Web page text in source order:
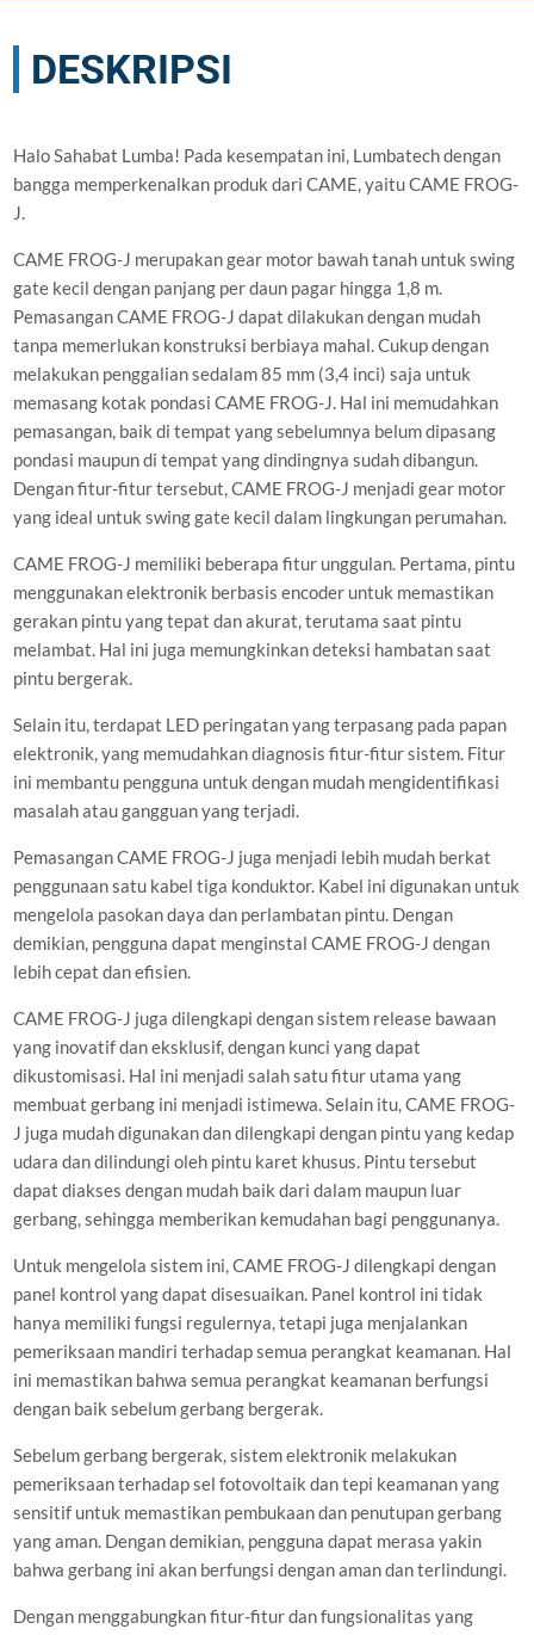
DESKRIPSI
Halo Sahabat Lumba! Pada kesempatan ini, Lumbatech dengan
bangga memperkenalkan produk dari CAME, yaitu CAME FROG-
J.
CAME FROG-J merupakan gear motor bawah tanah untuk swing
gate kecil dengan panjang per daun pagar hingga 1,8 m.
Pemasangan CAME FROG-J dapat dilakukan dengan mudah
tanpa memerlukan konstruksi berbiaya mahal. Cukup dengan
melakukan penggalian sedalam 85 mm (3,4 inci) saja untuk
memasang kotak pondasi CAME FROG-J. Hal ini memudahkan
pemasangan, baik di tempat yang sebelumnya belum dipasang
pondasi maupun di tempat yang dindingnya sudah dibangun.
Dengan fitur-fitur tersebut, CAME FROG-J menjadi gear motor
yang ideal untuk swing gate kecil dalam lingkungan perumahan.
CAME FROG-J memiliki beberapa fitur unggulan. Pertama, pintu
menggunakan elektronik berbasis encoder untuk memastikan
gerakan pintu yang tepat dan akurat, terutama saat pintu
melambat. Hal ini juga memungkinkan deteksi hambatan saat
pintu bergerak.
Selain itu, terdapat LED peringatan yang terpasang pada papan
elektronik, yang memudahkan diagnosis fitur-fitur sistem. Fitur
ini membantu pengguna untuk dengan mudah mengidentifikasi
masalah atau gangguan yang terjadi.
Pemasangan CAME FROG-J juga menjadi lebih mudah berkat
penggunaan satu kabel tiga konduktor. Kabel ini digunakan untuk
mengelola pasokan daya dan perlambatan pintu. Dengan
demikian, pengguna dapat menginstal CAME FROG-J dengan
lebih cepat dan efisien.
CAME FROG-J juga dilengkapi dengan sistem release bawaan
yang inovatif dan eksklusif, dengan kunci yang dapat
dikustomisasi. Hal ini menjadi salah satu fitur utama yang
membuat gerbang ini menjadi istimewa. Selain itu, CAME FROG-
J juga mudah digunakan dan dilengkapi dengan pintu yang kedap
udara dan dilindungi oleh pintu karet khusus. Pintu tersebut
dapat diakses dengan mudah baik dari dalam maupun luar
gerbang, sehingga memberikan kemudahan bagi penggunanya.
Untuk mengelola sistem ini, CAME FROG-J dilengkapi dengan
panel kontrol yang dapat disesuaikan. Panel kontrol ini tidak
hanya memiliki fungsi regulernya, tetapi juga menjalankan
pemeriksaan mandiri terhadap semua perangkat keamanan. Hal
ini memastikan bahwa semua perangkat keamanan berfungsi
dengan baik sebelum gerbang bergerak.
Sebelum gerbang bergerak, sistem elektronik melakukan
pemeriksaan terhadap sel fotovoltaik dan tepi keamanan yang
sensitif untuk memastikan pembukaan dan penutupan gerbang
yang aman. Dengan demikian, pengguna dapat merasa yakin
bahwa gerbang ini akan berfungsi dengan aman dan terlindungi.
Dengan menggabungkan fitur-fitur dan fungsionalitas yang